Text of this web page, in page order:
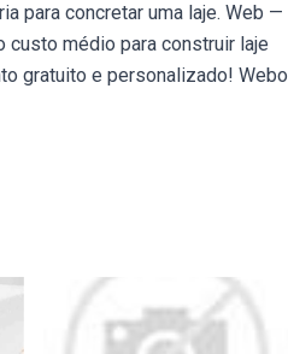
para concretar uma laje. Web —
custo médio para construir laje
gratuito e personalizado! Webo